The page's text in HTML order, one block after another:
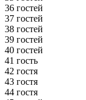
36 гостей
37 гостей
38 гостей
39 гостей
40 гостей
41 гость
42 гостя
43 гостя
44 гостя